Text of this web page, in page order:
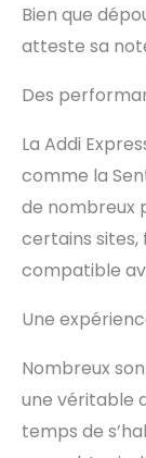
Bien que
atteste sa
Des
La Addi
comme la
de nombreux
certains
compatible
Une
Nombreux
une véritable
temps de